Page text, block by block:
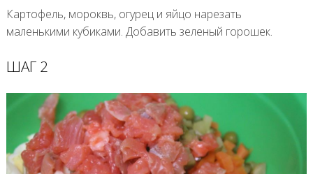
Картофель, мороквь, огурец и яйцо нарезать
маленькими кубиками. Добавить зеленый горошек.
ШАГ 2